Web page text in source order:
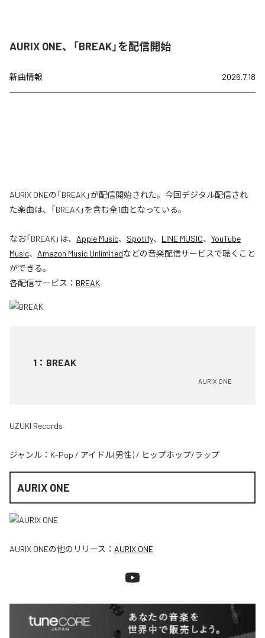
AURIX ONE、「BREAK」を配信開始
新曲情報 2026.7.18
AURIX ONEの「BREAK」が配信開始された。今回デジタル配信され
た楽曲は、「BREAK」を含む全1曲となっている。
なお「BREAK」は、 Apple Music、 Spotify、 LINE MUSIC、 YouTube
Music、 Amazon Music Unlimitedなどの音楽配信サービスで聴くこと
ができる。
各配信サービス： BREAK
1 ： BREAK
AURIX ONE
UZUKI Records
ジャンル： K-Pop / アイドル(男性) / ヒップホップ/ラップ
AURIX ONE
AURIX ONEの他のリリース： AURIX ONE